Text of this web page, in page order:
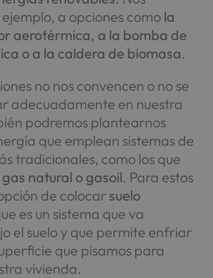
a opciones como la
aerotérmica, a la bomba de
o a la caldera de biomasa.
no nos convencen o no se
adecuadamente en nuestra
podremos plantearnos
que emplean sistemas de
tradicionales, como los que
gas natural o gasoil. Para estos
de colocar suelo
es un sistema que va
el suelo y que permite enfriar
que pisamos para
vivienda.